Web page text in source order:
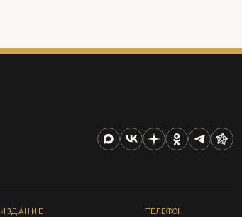
ИЗДАНИЕ ТЕЛЕФОН